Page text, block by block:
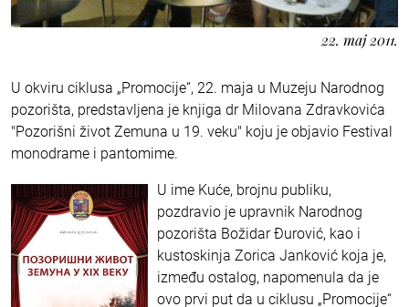
22. maj 2011.
U okviru ciklusa „Promocije“, 22. maja u Muzeju Narodnog
pozorišta, predstavljena je knjiga dr Milovana Zdravkovića
"Pozorišni život Zemuna u 19. veku" koju je objavio Festival
monodrame i pantomime.
U ime Kuće, brojnu publiku,
pozdravio je upravnik Narodnog
pozorišta Božidar Đurović, kao i
kustoskinja Zorica Janković koja je,
između ostalog, napomenula da je
ovo prvi put da u ciklusu „Promocije“